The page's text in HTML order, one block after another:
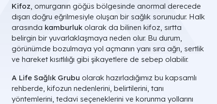
Kifoz, omurganın göğüs bölgesinde anormal derecede
dışarı doğru eğrilmesiyle oluşan bir sağlık sorunudur. Halk
arasında kamburluk olarak da bilinen kifoz, sırtta
belirgin bir yuvarlaklaşmaya neden olur. Bu durum,
görünümde bozulmaya yol açmanın yanı sıra ağrı, sertlik
ve hareket kısıtlılığı gibi şikayetlere de sebep olabilir.
A Life Sağlık Grubu olarak hazırladığımız bu kapsamlı
rehberde, kifozun nedenlerini, belirtilerini, tanı
yöntemlerini, tedavi seçeneklerini ve korunma yollarını